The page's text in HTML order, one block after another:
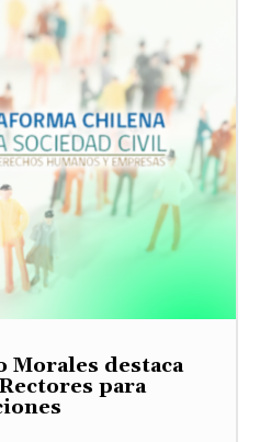
Morales destaca
para